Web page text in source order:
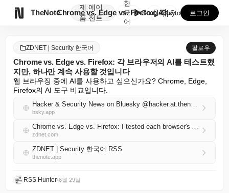
TheNote
제
품
에이
전트
Chrome vs. Edge vs. Firefox: 각...
한
국
어
GooglePlay
AppStore 로그인
ZDNET | Security 한국어 팔로우
Chrome vs. Edge vs. Firefox: 각 브라우저의 AI를 테스트했
지만, 하나만 계속 사용할 것입니다
웹 브라우징 중에 AI를 사용하고 싶으신가요? Chrome, Edge,
Firefox의 AI 도구 비교입니다.
Hacker & Security News on Bluesky @hacker.at.thenote.app
bsky.app
Chrome vs. Edge vs. Firefox: I tested each browser's AI, but I'm only sticking with one
zdnet.com
ZDNET | Security 한국어 RSS
thenote.app
RSS Hunter•6월 29일